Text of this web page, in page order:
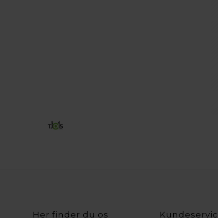
Her finder du os